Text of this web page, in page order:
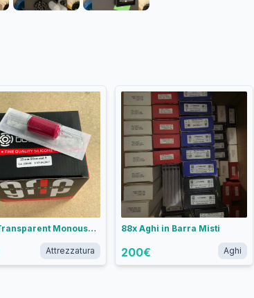
Grip Transparent Monouso BodySupply - DIAMOND VARIE MISURE
Attrezzatura
88x Aghi in Barra Misti
200€ Aghi